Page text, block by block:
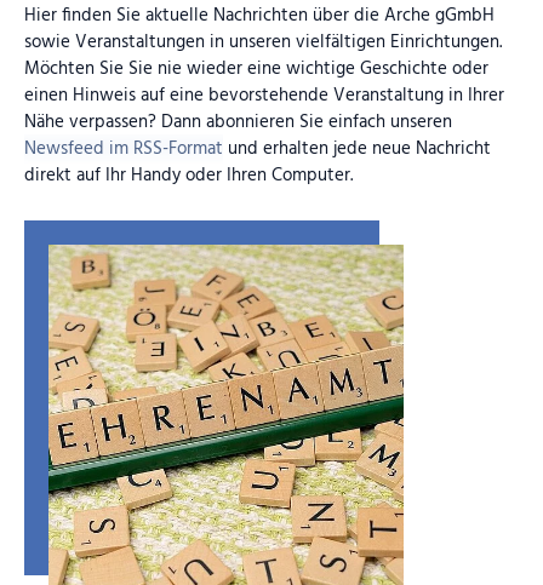
Hier finden Sie aktuelle Nachrichten über die Arche gGmbH
sowie Veranstaltungen in unseren vielfältigen Einrichtungen.
Möchten Sie Sie nie wieder eine wichtige Geschichte oder
einen Hinweis auf eine bevorstehende Veranstaltung in Ihrer
Nähe verpassen? Dann abonnieren Sie einfach unseren
Newsfeed im RSS-Format und erhalten jede neue Nachricht
direkt auf Ihr Handy oder Ihren Computer.